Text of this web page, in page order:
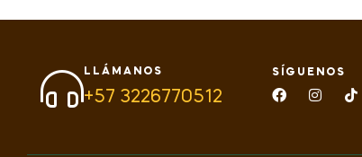
LLÁMANOS
+57 3226770512
SÍGUENOS